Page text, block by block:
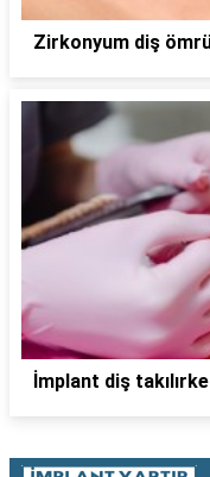
Zirkonyum diş
İmplant diş